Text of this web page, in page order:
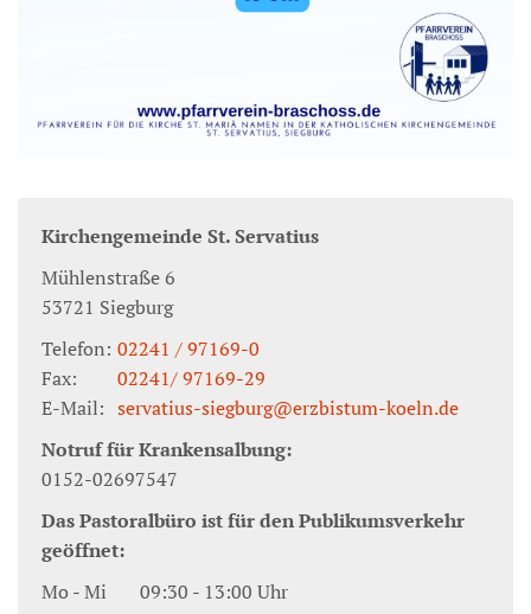
Kirchengemeinde St. Servatius
Mühlenstraße 6
53721 Siegburg
Telefon: 02241 / 97169-0
Fax:
02241/ 97169-29
E-Mail: servatius-siegburg@erzbistum-koeln.de
Notruf für Krankensalbung:
0152-02697547
Das Pastoralbüro ist für den Publikumsverkehr
geöffnet:
Mo - Mi 09:30 - 13:00 Uhr